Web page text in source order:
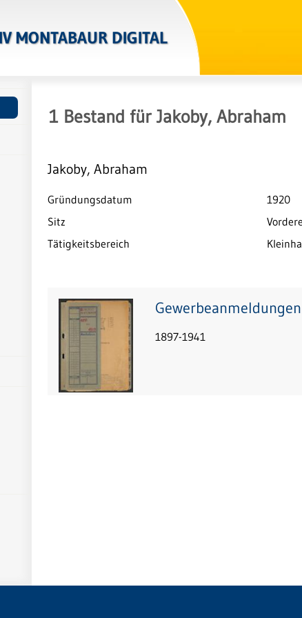
MONTABAUR DIGITAL
1 Bestand für Jakoby, Abraham
Jakoby, Abraham
Gründungsdatum
1920
Sitz
Tätigkeitsbereich
Gewerbeanmeldungen
1897-1941